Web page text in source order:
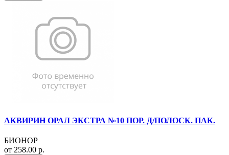
АКВИРИН ОРАЛ ЭКСТРА №10 ПОР. Д/ПОЛОСК. ПАК.
БИОНОР
от 258.00 р.